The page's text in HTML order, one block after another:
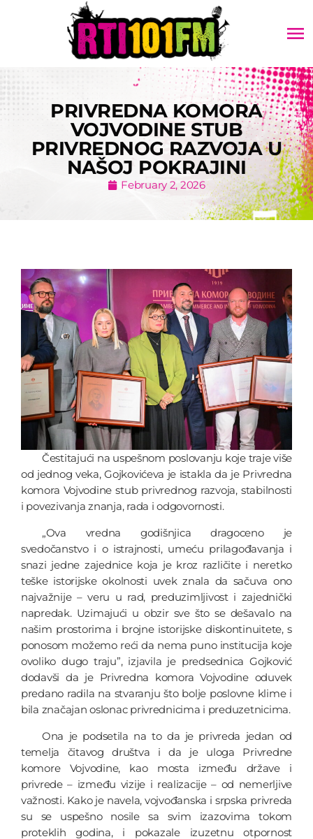
menu
PRIVREDNA KOMORA
VOJVODINE STUB
PRIVREDNOG RAZVOJA U
NAŠOJ POKRAJINI
February 2, 2026
Čestitajući na uspešnom poslovanju koje traje više
od jednog veka, Gojkovićeva je istakla da je Privredna
komora Vojvodine stub privrednog razvoja, stabilnosti
i povezivanja znanja, rada i odgovornosti.
„Ova vredna godišnjica dragoceno je
svedočanstvo i o istrajnosti, umeću prilagođavanja i
snazi jedne zajednice koja je kroz različite i neretko
teške istorijske okolnosti uvek znala da sačuva ono
najvažnije – veru u rad, preduzimljivost i zajednički
napredak. Uzimajući u obzir sve što se dešavalo na
našim prostorima i brojne istorijske diskontinuitete, s
ponosom možemo reći da nema puno institucija koje
ovoliko dugo traju”, izjavila je predsednica Gojković
dodavši da je Privredna komora Vojvodine oduvek
predano radila na stvaranju što bolje poslovne klime i
bila značajan oslonac privrednicima i preduzetnicima.
Ona je podsetila na to da je privreda jedan od
temelja čitavog društva i da je uloga Privredne
komore Vojvodine, kao mosta između države i
privrede – između vizije i realizacije – od nemerljive
važnosti. Kako je navela, vojvođanska i srpska privreda
su se uspešno nosile sa svim izazovima tokom
proteklih godina, i pokazale izuzetnu otpornost